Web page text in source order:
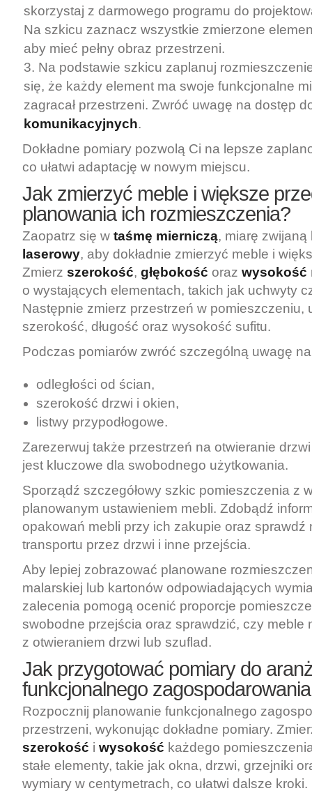
skorzystaj z darmowego programu do
Na szkicu zaznacz wszystkie zmierzone
aby mieć pełny obraz przestrzeni.
Na podstawie szkicu zaplanuj
się, że każdy element ma swoje funkcjonalne
zagracał przestrzeni. Zwróć uwagę na dostęp
komunikacyjnych.
Dokładne pomiary pozwolą Ci na lepsze
co ułatwi adaptację w nowym miejscu.
Jak zmierzyć meble i większe
planowania ich rozmieszczenia?
Zaopatrz się w taśmę mierniczą, miarę
laserowy, aby dokładnie zmierzyć meble i
Zmierz szerokość, głębokość oraz wysokość
o wystających elementach, takich jak uchwyty
Następnie zmierz przestrzeń w pomieszczeniu,
szerokość, długość oraz wysokość sufitu.
Podczas pomiarów zwróć szczególną uwagę
odległości od ścian,
szerokość drzwi i okien,
listwy przypodłogowe.
Zarezerwuj także przestrzeń na otwieranie
jest kluczowe dla swobodnego użytkowania.
Sporządź szczegółowy szkic pomieszczenia z
planowanym ustawieniem mebli. Zdobądź
opakowań mebli przy ich zakupie oraz sprawdź
transportu przez drzwi i inne przejścia.
Aby lepiej zobrazować planowane
malarskiej lub kartonów odpowiadających
zalecenia pomogą ocenić proporcje
swobodne przejścia oraz sprawdzić, czy meble
z otwieraniem drzwi lub szuflad.
Jak przygotować pomiary do
funkcjonalnego
Rozpocznij planowanie funkcjonalnego
przestrzeni, wykonując dokładne pomiary.
szerokość i wysokość każdego
stałe elementy, takie jak okna, drzwi, grzejniki
wymiary w centymetrach, co ułatwi dalsze kroki.